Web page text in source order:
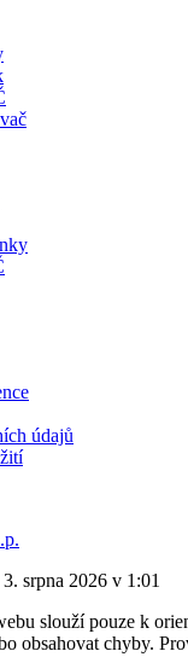
údajů
3. srpna 2026 v 1:01
slouží pouze k
obsahovat chyby.